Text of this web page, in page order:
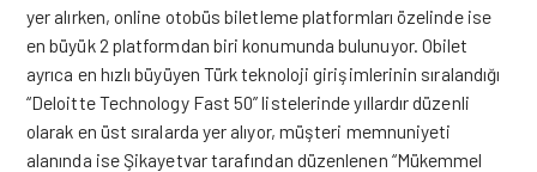
yer alırken, online otobüs biletleme platformları özelinde ise
en büyük 2 platformdan biri konumunda bulunuyor. Obilet
ayrıca en hızlı büyüyen Türk teknoloji girişimlerinin sıralandığı
“Deloitte Technology Fast 50” listelerinde yıllardır düzenli
olarak en üst sıralarda yer alıyor, müşteri memnuniyeti
alanında ise Şikayetvar tarafından düzenlenen “Mükemmel